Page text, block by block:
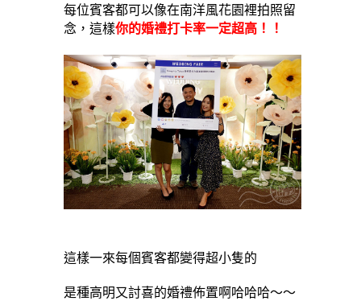
每位賓客都可以像在南洋風花園裡拍照留
念，這樣你的婚禮打卡率一定超高！！
這樣一來每個賓客都變得超小隻的
是種高明又討喜的婚禮佈置啊哈哈哈～～